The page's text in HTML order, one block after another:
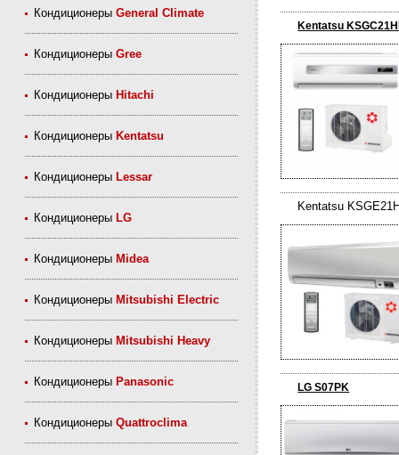
КондиционерыGeneral Climate
КондиционерыGree
Кондиционеры Hitachi
Кондиционеры Kentatsu
Кондиционеры Lessar
Кондиционеры LG
Кондиционеры Midea
Кондиционеры Mitsubishi Electric
Кондиционеры Mitsubishi Heavy
Кондиционеры Panasonic
КондиционерыQuattroclima
Kentatsu
Kentatsu
LG S07PK